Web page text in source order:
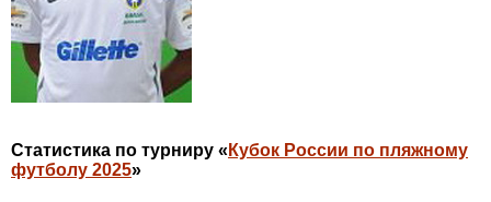
Статистика по турниру « Кубок России по пляжному
футболу 2025»